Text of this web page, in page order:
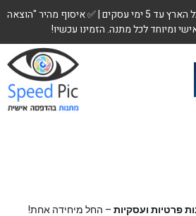
עובדים כרגיל! ✅ משלוחים לכל הארץ עד 5 ימי עסקים | ✅ איסוף מהיר "הוצאה
ומיוחד לכל מתנה. הזמינו עכשיו!
פרטיות ועסקיות – החל מיחידה אחת!